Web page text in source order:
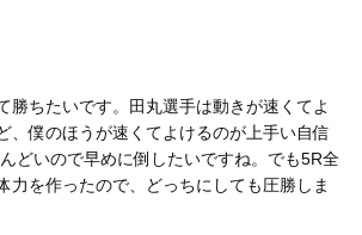
ちたいです。田丸選手は動きが速くてよ
、僕のほうが速くてよけるのが上手い自信
どいので早めに倒したいですね。でも5R全
力を作ったので、どっちにしても圧勝しま